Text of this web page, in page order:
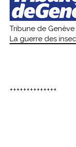
Tribune de Genève
La guerre des
++++++++++++++